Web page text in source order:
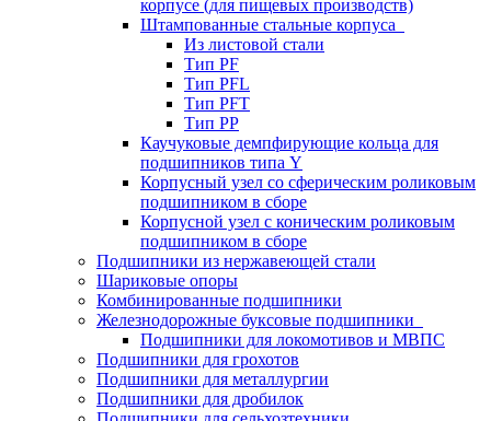
корпусе (для пищевых производств)
Штампованные стальные корпуса
Из листовой стали
Тип PF
Тип PFL
Тип PFT
Тип PP
Каучуковые демпфирующие кольца для
подшипников типа Y
Корпусный узел со сферическим роликовым
подшипником в сборе
Корпусной узел с коническим роликовым
подшипником в сборе
Подшипники из нержавеющей стали
Шариковые опоры
Комбинированные подшипники
Железнодорожные буксовые подшипники
Подшипники для локомотивов и МВПС
Подшипники для грохотов
Подшипники для металлургии
Подшипники для дробилок